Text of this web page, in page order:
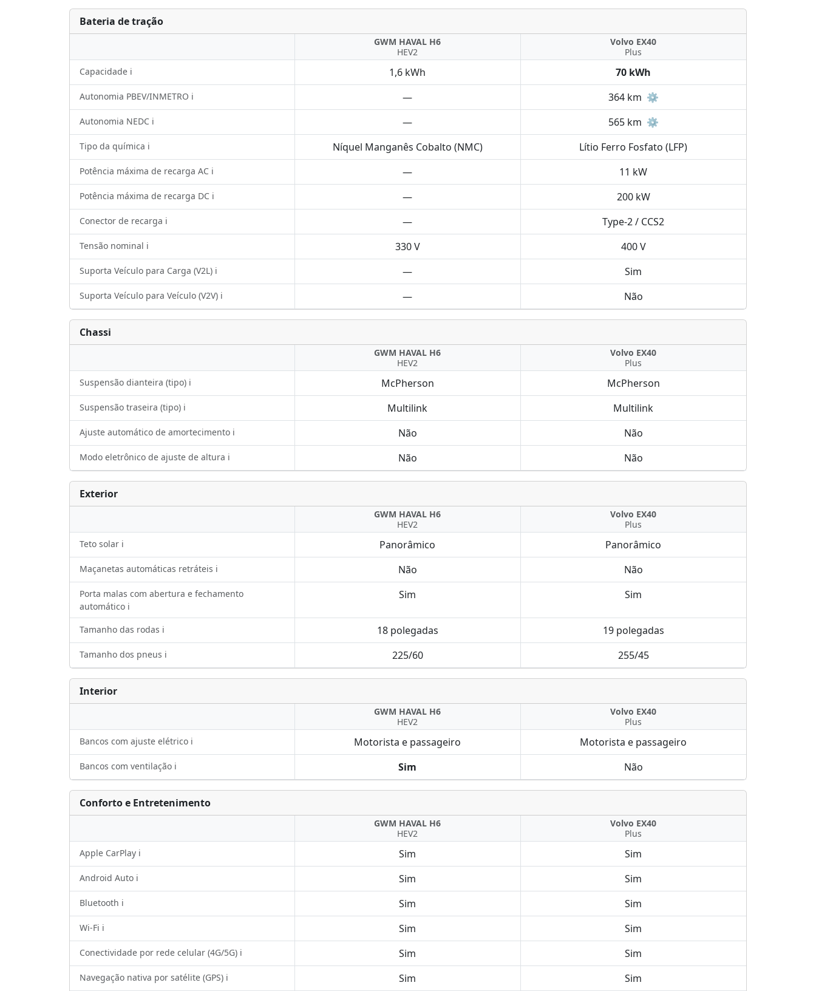
Bateria de tração
GWM HAVAL H6
HEV2
Volvo EX40
Plus
Capacidade ℹ️
1,6 kWh 70 kWh
Autonomia PBEV/INMETRO ℹ️ — 364 km ⚙️
Autonomia NEDC ℹ️ — 565 km ⚙️
Tipo da química ℹ️ Níquel Manganês Cobalto (NMC) Lítio Ferro Fosfato (LFP)
Potência máxima de recarga AC ℹ️ — 11 kW
Potência máxima de recarga DC ℹ️ — 200 kW
Conector de recarga ℹ️ — Type-2 / CCS2
Tensão nominal ℹ️ 330 V 400 V
Suporta Veículo para Carga (V2L) ℹ️ — Sim
Suporta Veículo para Veículo (V2V) ℹ️ — Não
Chassi
GWM HAVAL H6
HEV2
Volvo EX40
Plus
Suspensão dianteira (tipo) ℹ️
McPherson McPherson
Suspensão traseira (tipo) ℹ️ Multilink Multilink
Ajuste automático de amortecimento ℹ️ Não Não
Modo eletrônico de ajuste de altura ℹ️ Não Não
Exterior
GWM HAVAL H6
HEV2
Volvo EX40
Plus
Teto solar ℹ️
Panorâmico Panorâmico
Maçanetas automáticas retráteis ℹ️ Não Não
Porta malas com abertura e fechamento
automático ℹ️
Sim Sim
Tamanho das rodas ℹ️ 18 polegadas 19 polegadas
Tamanho dos pneus ℹ️ 225/60 255/45
Interior
GWM HAVAL H6
HEV2
Volvo EX40
Plus
Bancos com ajuste elétrico ℹ️
Motorista e passageiro Motorista e passageiro
Bancos com ventilação ℹ️ Sim Não
Conforto e Entretenimento
GWM HAVAL H6
HEV2
Volvo EX40
Plus
Apple CarPlay ℹ️
Sim Sim
Android Auto ℹ️ Sim Sim
Bluetooth ℹ️ Sim Sim
Wi-Fi ℹ️ Sim Sim
Conectividade por rede celular (4G/5G) ℹ️ Sim Sim
Navegação nativa por satélite (GPS) ℹ️ Sim Sim